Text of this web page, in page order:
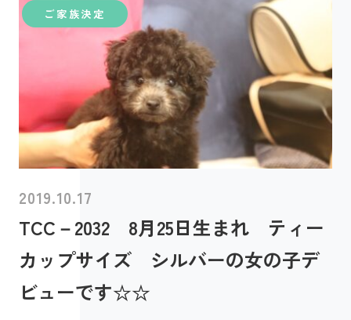
ご家族決定
2019.10.17
TCC－2032 8月25日生まれ ティー
カップサイズ シルバーの女の子デ
ビューです☆☆